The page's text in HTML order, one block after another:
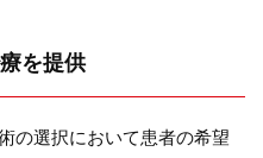
を提供
の選択において患者の希望